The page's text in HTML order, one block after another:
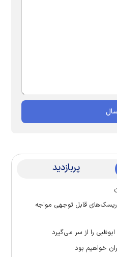
پربازدید
ریسک‌های قابل توجهی مواجه
را از سر می‌گیرد
خواهیم بود